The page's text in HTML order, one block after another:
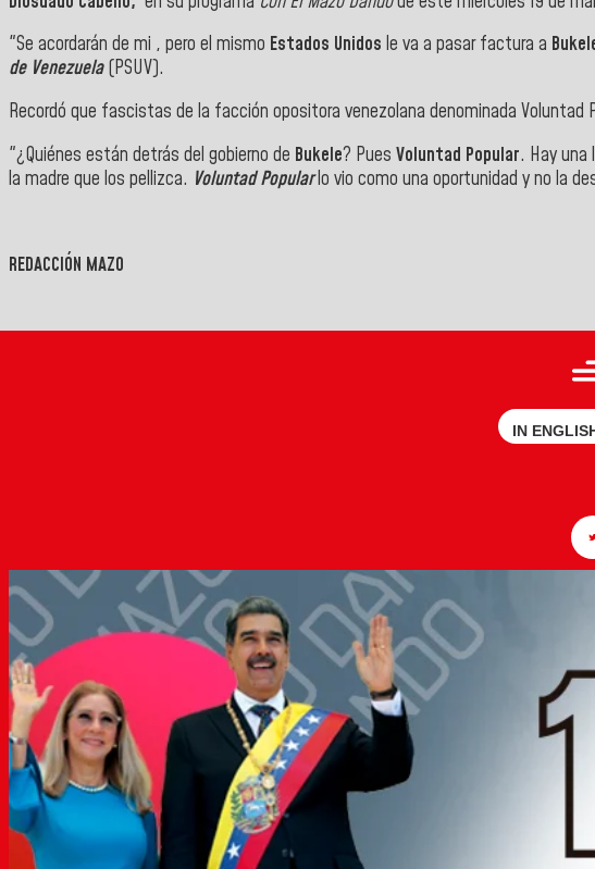
"Se acordarán de mi , pero el mismo Estados Unidos le va a pasar factura a
de Venezuela(PSUV).
Recordó que fascistas de la facción opositora venezolana denominada Voluntad
"¿Quiénes están detrás del gobierno de Bukele? Pues Voluntad Popular. Hay
la madre que los pellizca. Voluntad Popularlo vio como una oportunidad y no la
REDACCIÓN MAZO
IN